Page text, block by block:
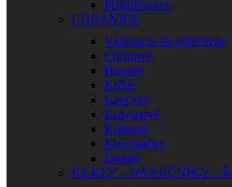
Príslušenstvo
CHRÁNIČE
Vkladacie do oblečenia
Chrbtové
Hrudné
Krčné
Lakťové
Ľadvinové
Kolenné
Korytnačky
Detské
KUKLY – NÁKRČNÍKY –